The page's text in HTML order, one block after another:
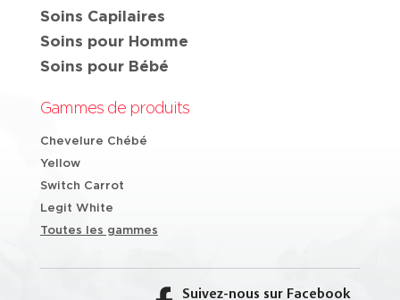
Soins Capilaires
Soins pour Homme
Soins pour Bébé
Gammes de produits
Chevelure Chébé
Yellow
Switch Carrot
Legit White
Toutes les gammes
Suivez-nous sur Facebook